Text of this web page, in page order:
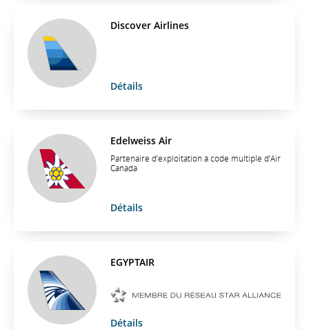
Discover Airlines
Détails
Edelweiss Air
Partenaire d’exploitation à code multiple d’Air
Canada
Détails
EGYPTAIR
Détails